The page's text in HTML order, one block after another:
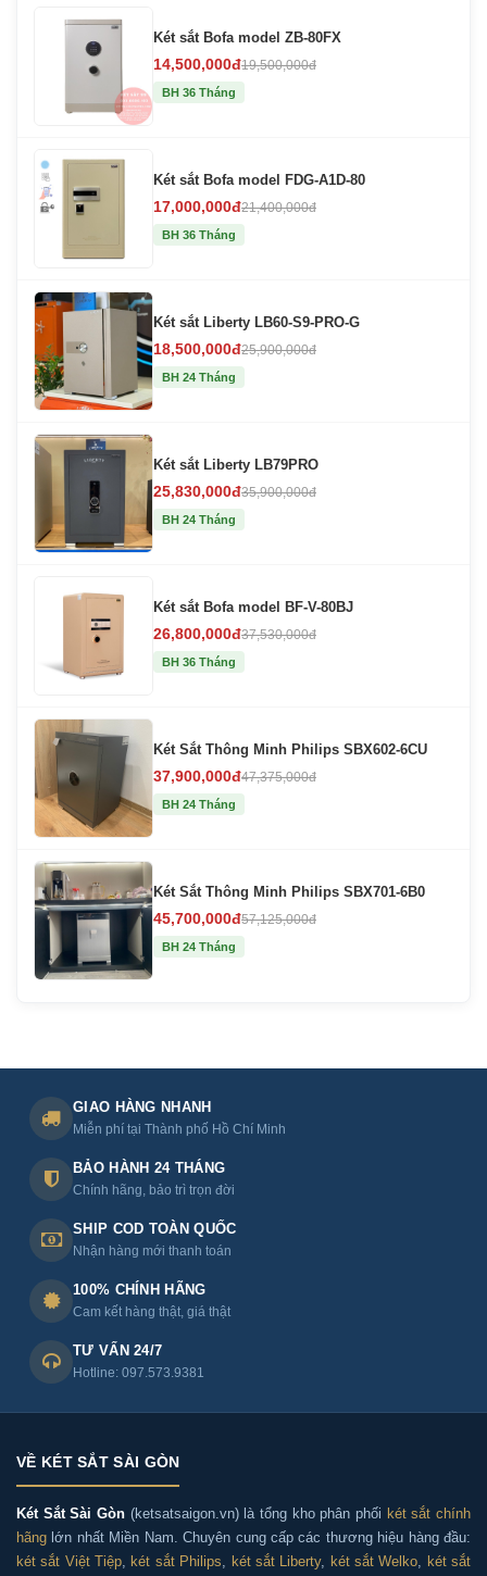
Két sắt Bofa model ZB-80FX
14,500,000đ19,500,000đ
BH 36 Tháng
Két sắt Bofa model FDG-A1D-80
17,000,000đ21,400,000đ
BH 36 Tháng
Két sắt Liberty LB60-S9-PRO-G
18,500,000đ25,900,000đ
BH 24 Tháng
Két sắt Liberty LB79PRO
25,830,000đ35,900,000đ
BH 24 Tháng
Két sắt Bofa model BF-V-80BJ
26,800,000đ37,530,000đ
BH 36 Tháng
Két Sắt Thông Minh Philips SBX602-6CU
37,900,000đ47,375,000đ
BH 24 Tháng
Két Sắt Thông Minh Philips SBX701-6B0
45,700,000đ57,125,000đ
BH 24 Tháng
GIAO HÀNG NHANH
Miễn phí tại Thành phố Hồ Chí Minh
BẢO HÀNH 24 THÁNG
Chính hãng, bảo trì trọn đời
SHIP COD TOÀN QUỐC
Nhận hàng mới thanh toán
100% CHÍNH HÃNG
Cam kết hàng thật, giá thật
TƯ VẤN 24/7
Hotline: 097.573.9381
VỀ KÉT SẮT SÀI GÒN
Két Sắt Sài Gòn (ketsatsaigon.vn) là tổng kho phân phối két sắt chính
hãng lớn nhất Miền Nam. Chuyên cung cấp các thương hiệu hàng đầu:
két sắt Việt Tiệp, két sắt Philips, két sắt Liberty, két sắt Welko, két sắt